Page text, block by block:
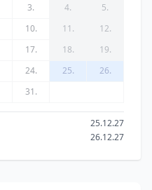
3. 4.
5.
10. 11.
12.
17. 18.
19.
24. 25.
26.
31.
25.12.27
26.12.27